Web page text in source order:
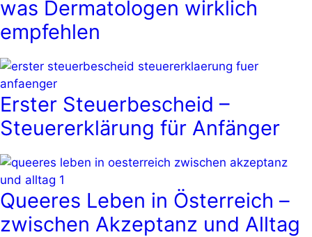
was Dermatologen wirklich
empfehlen
Erster Steuerbescheid –
Steuererklärung für Anfänger
Queeres Leben in Österreich –
zwischen Akzeptanz und Alltag